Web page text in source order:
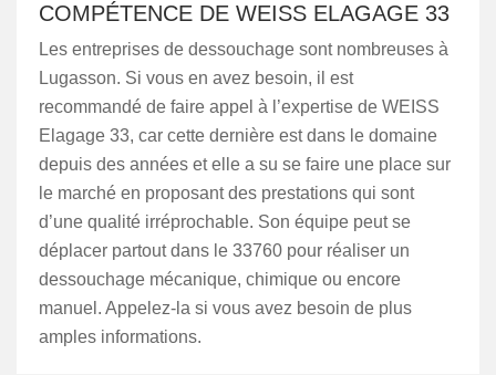
COMPÉTENCE DE WEISS ELAGAGE 33
Les entreprises de dessouchage sont nombreuses à
Lugasson. Si vous en avez besoin, il est
recommandé de faire appel à l’expertise de WEISS
Elagage 33, car cette dernière est dans le domaine
depuis des années et elle a su se faire une place sur
le marché en proposant des prestations qui sont
d’une qualité irréprochable. Son équipe peut se
déplacer partout dans le 33760 pour réaliser un
dessouchage mécanique, chimique ou encore
manuel. Appelez-la si vous avez besoin de plus
amples informations.